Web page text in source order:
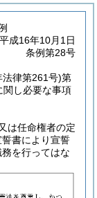
平成16年10月1日
条例第28号
律第261号)第
関し必要な事項
は任命権者の定
書により宣誓
を行ってはな